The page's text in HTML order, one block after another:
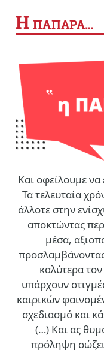
Η ΠΑΠΑΡΑ…
Και οφείλουμε να
Τα τελευταία
άλλοτε στην
αποκτώντας
μέσα,
καλύτερα
υπάρχουν
καιρικών
σχεδιασμό και
(…) Και ας
πρόληψη